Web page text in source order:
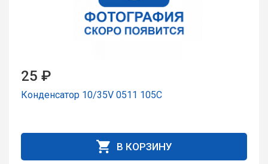
25 ₽
Конденсатор 10/35V 0511 105C
В КОРЗИНУ